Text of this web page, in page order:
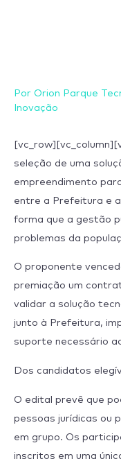
Por Orion Parque
Inovação
seleção de uma
empreendimento
entre a Prefeitura e
forma que a gestão
problemas da
O proponente
premiação um
validar a solução
junto à Prefeitura,
suporte necessário
Dos candidatos
O edital prevê que
pessoas jurídicas ou
em grupo. Os
inscritos em uma